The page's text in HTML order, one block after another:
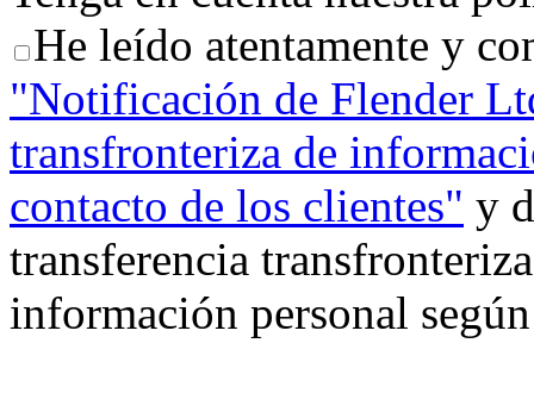
He leído atentamente y
"Notificación de Flender
transfronteriza de
contacto de los clientes" y
transferencia
información personal